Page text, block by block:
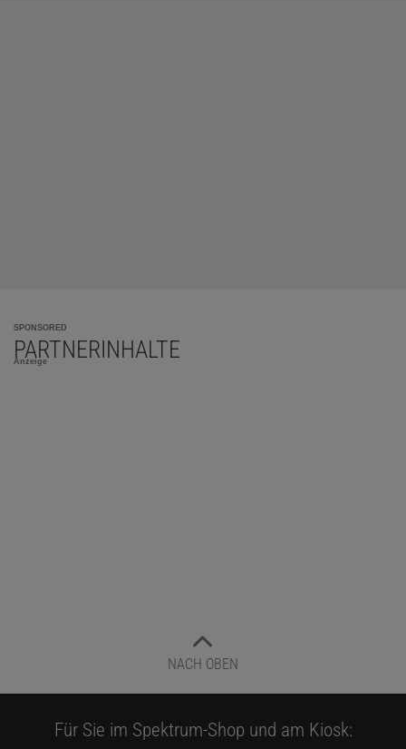
SPONSORED
PARTNERINHALTE
Anzeige
NACH OBEN
Für Sie im Spektrum-Shop und am Kiosk: